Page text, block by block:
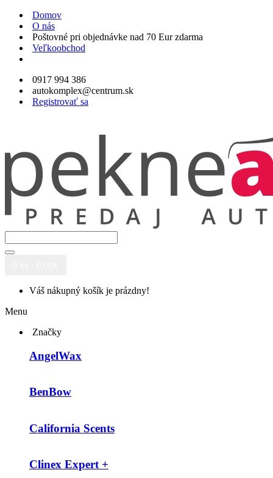
Domov
O nás
Poštovné pri objednávke nad 70 Eur zdarma
Veľkoobchod
0917 994 386
autokomplex@centrum.sk
Registrovať sa
Váš nákupný košík je prázdny!
Menu
Značky
AngelWax
BenBow
California Scents
Clinex Expert +